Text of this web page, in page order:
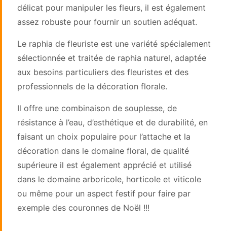
délicat pour manipuler les fleurs, il est également
assez robuste pour fournir un soutien adéquat.
Le raphia de fleuriste est une variété spécialement
sélectionnée et traitée de raphia naturel, adaptée
aux besoins particuliers des fleuristes et des
professionnels de la décoration florale.
Il offre une combinaison de souplesse, de
résistance à l’eau, d’esthétique et de durabilité, en
faisant un choix populaire pour l’attache et la
décoration dans le domaine floral, de qualité
supérieure il est également apprécié et utilisé
dans le domaine arboricole, horticole et viticole
ou même pour un aspect festif pour faire par
exemple des couronnes de Noël !!!